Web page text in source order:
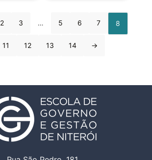
2 3 … 5 6 7 8
11 12 13 14 →